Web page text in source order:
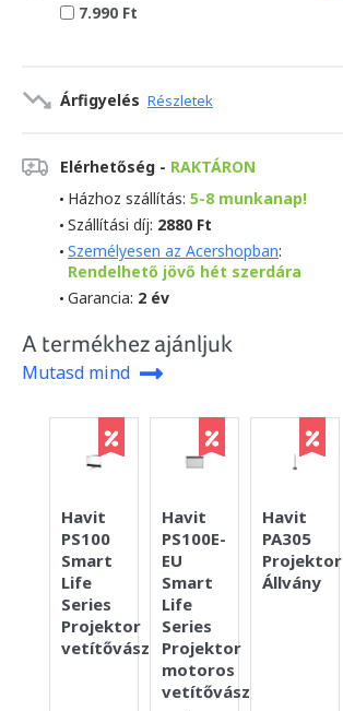
7.990 Ft
Árfigyelés Részletek
Elérhetőség - RAKTÁRON
Házhoz szállítás: 5-8 munkanap!
Szállítási díj: 2880 Ft
Személyesen az Acershopban:
Rendelhető jövő hét szerdára
Garancia: 2 év
A termékhez ajánljuk
Mutasd mind
Havit
PS100
Smart
Life
Series
Projektor
vetítővászon
Havit
PS100E-
EU
Smart
Life
Series
Projektor
motoros
vetítővászon
Havit
PA305
Projektor
Állvány